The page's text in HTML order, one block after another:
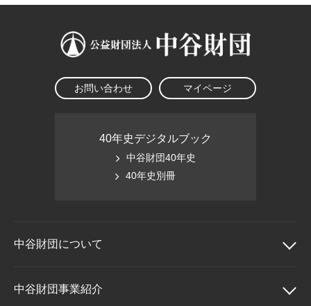
お問い合わせ マイページ
40年史デジタルブック
中谷財団40年史
40年史別冊
中谷財団について
中谷財団について
中谷財団事業紹介